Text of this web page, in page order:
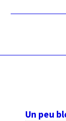
Un peu